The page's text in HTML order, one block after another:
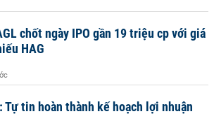
chốt ngày IPO gần 19 triệu cp với giá
HAG
Tự tin hoàn thành kế hoạch lợi nhuận